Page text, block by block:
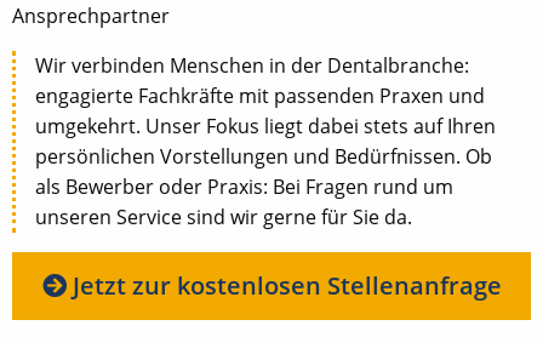
Ansprechpartner
Wir verbinden Menschen in der Dentalbranche:
engagierte Fachkräfte mit passenden Praxen und
umgekehrt. Unser Fokus liegt dabei stets auf Ihren
persönlichen Vorstellungen und Bedürfnissen. Ob
als Bewerber oder Praxis: Bei Fragen rund um
unseren Service sind wir gerne für Sie da.
Jetzt zur kostenlosen Stellenanfrage